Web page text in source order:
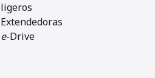
ligeros
Extendedoras
e-Drive